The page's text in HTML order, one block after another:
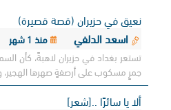
نعيق في حزيران (قصة قصيرة)
اسعد الدلفي
منذ 1 شهر
تستعر بغداد في حزيران لاهبةً، كأن
جمرٍ مسكوب على أرصفةٍ صهرها الهجير،
ألا يا سائرًا ..[شعر]